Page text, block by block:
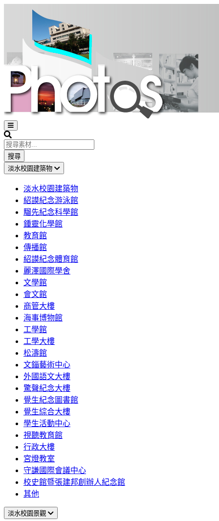
Open
sidebar
Search
搜尋
淡水校園建築物
淡水校園建築物
紹謨紀念游泳館
騮先紀念科學館
鍾靈化學館
教育館
傳播館
紹謨紀念體育館
麗澤國際學舍
文學館
會文館
商管大樓
海事博物館
工學館
工學大樓
松濤館
文錙藝術中心
外國語文大樓
驚聲紀念大樓
覺生紀念圖書館
覺生綜合大樓
學生活動中心
視聽教育館
行政大樓
宮燈教室
守謙國際會議中心
校史館暨張建邦創辦人紀念館
其他
淡水校園景觀